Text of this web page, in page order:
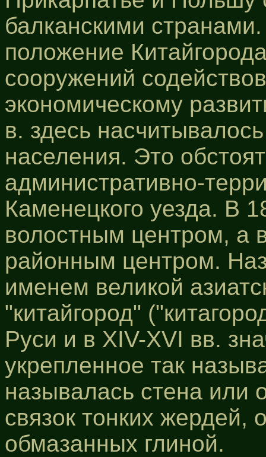
балканскими
положение
сооружений
экономическому
в. здесь
населения. Это
административно-
Каменецкого уезда. В
волостным центром, а
районным центром.
именем великой
"китайгород"
Руси и в XIV-XVI вв.
укрепленное так
называлась стена или
связок тонких жердей,
обмазанных глиной.